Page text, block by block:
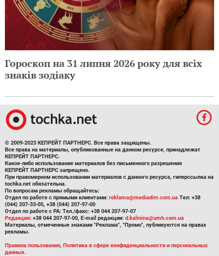
Гороскоп на 31 липня 2026 року для всіх
знаків зодіаку
© 2009-2023 КЕПРЕЙТ ПАРТНЕРС. Все права защищены.
Все права на материалы, опубликованные на данном ресурсе, принадлежат
КЕПРЕЙТ ПАРТНЕРС.
Какое-либо использование материалов без письменного разрешения
КЕПРЕЙТ ПАРТНЕРС запрещено.
При правомерном использовании материалов с данного ресурса, гиперссылка на
tochka.net обязательна.
По вопросам рекламы обращайтесь:
Отдел по работе с прямыми клиентами: reklama@mediadim.com.ua Тел: +38
(044) 207-33-05, +38 (044) 207-97-00
Отдел по работе с РА: Тел./факс: +38 044 207-97-07
Редакция: +38 044 207-97-00, E-mail редакции: d.kalinina@umh.com.ua
Материалы, отмеченные знаками "Реклама", "Промо", публикуются на правах
рекламы.
Правила пользования, Политика в сфере конфиденциальности и персональных
данных.